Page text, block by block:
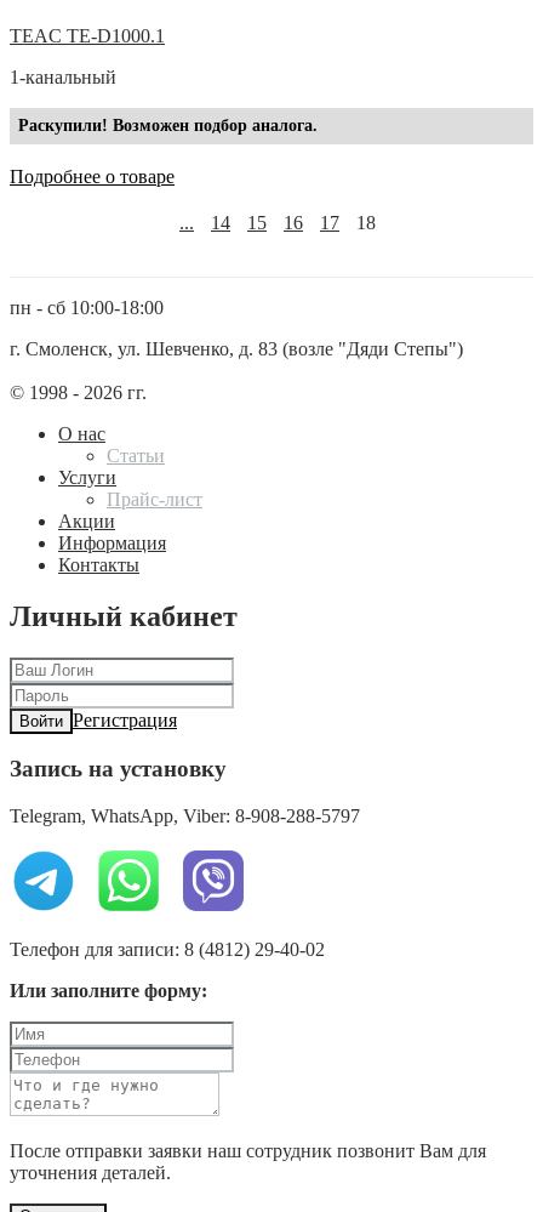
TEAC TE-D1000.1
1-канальный
Раскупили! Возможен подбор аналога.
Подробнее о товаре
... 14 15 16 17 18
пн - сб 10:00-18:00
г. Смоленск, ул. Шевченко, д. 83 (возле "Дяди Степы")
© 1998 - 2026 гг.
О нас
Статьи
Услуги
Прайс-лист
Акции
Информация
Контакты
Личный кабинет
Войти Регистрация
Запись на установку
Telegram, WhatsApp, Viber: 8-908-288-5797
Телефон для записи: 8 (4812) 29-40-02
Или заполните форму:
После отправки заявки наш сотрудник позвонит Вам для
уточнения деталей.